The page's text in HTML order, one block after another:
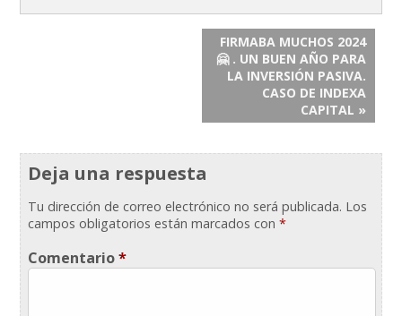
FIRMABA MUCHOS 2024
🤗 . UN BUEN AÑO PARA
LA INVERSIÓN PASIVA.
CASO DE INDEXA
CAPITAL »
Deja una respuesta
Tu dirección de correo electrónico no será publicada. Los
campos obligatorios están marcados con*
Comentario*